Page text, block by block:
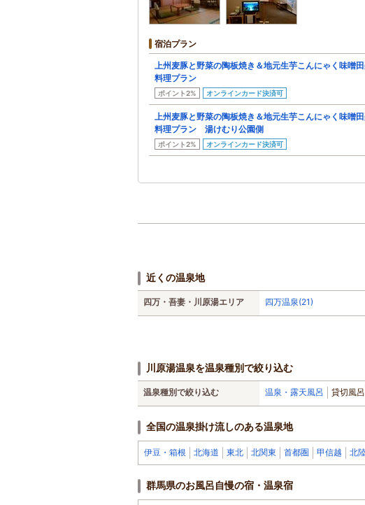
宿泊プラン
上州麦豚と野菜の陶板焼き＆地元生芋こんにゃく味噌
料理プラン
ポイント2% オンラインカード決済可
上州麦豚と野菜の陶板焼き＆地元生芋こんにゃく味噌
料理プラン 湯けむり公園側
ポイント2% オンラインカード決済可
近くの温泉地
四万・吾妻・川原湯エリア 四万温泉(21)
川原湯温泉を温泉種別で絞り込む
温泉種別で絞り込む 温泉・露天風呂 貸切風呂
全国の温泉掛け流しのある温泉地
伊豆・箱根 北海道 東北 北関東 首都圏 甲信越 北
群馬県のお風呂自慢の宿・温泉宿